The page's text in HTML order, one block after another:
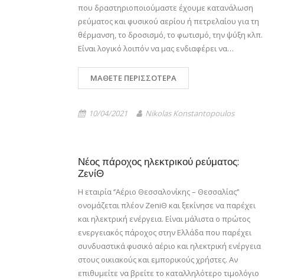
που δραστηριοποιούμαστε έχουμε κατανάλωση
ρεύματος και φυσικού αερίου ή πετρελαίου για τη
θέρμανση, το δροσισμό, το φωτισμό, την ψύξη κλπ.
Είναι λογικό λοιπόν να μας ενδιαφέρει να…
ΜΆΘΕΤΕ ΠΕΡΙΣΣΌΤΕΡΑ
10/04/2021 Nikolas Konstantopoulos
Νέος πάροχος ηλεκτρικού ρεύματος:
ΖενίΘ
Η εταιρία ‘’Αέριο Θεσσαλονίκης – Θεσσαλίας’’
ονομάζεται πλέον ZeniΘ και ξεκίνησε να παρέχει
και ηλεκτρική ενέργεια. Είναι μάλιστα ο πρώτος
ενεργειακός πάροχος στην Ελλάδα που παρέχει
συνδυαστικά φυσικό αέριο και ηλεκτρική ενέργεια
στους οικιακούς και εμπορικούς χρήστες. Αν
επιθυμείτε να βρείτε το καταλληλότερο τιμολόγιο